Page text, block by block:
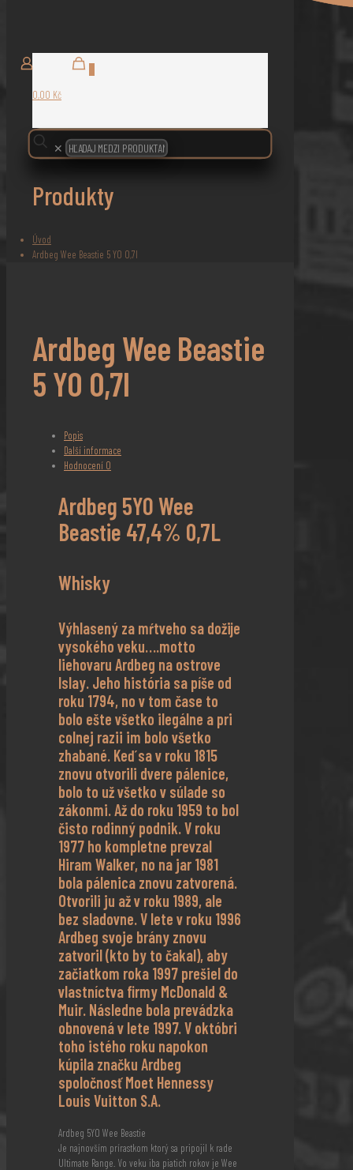
0,00 Kč
✕
Produkty
Úvod
Ardbeg Wee Beastie 5 YO 0,7l
Ardbeg Wee Beastie
5 YO 0,7l
Popis
Další informace
Hodnocení 0
Ardbeg 5YO Wee
Beastie 47,4% 0,7L
Whisky
Výhlasený za mŕtveho sa dožije
vysokého veku….motto
liehovaru Ardbeg na ostrove
Islay. Jeho história sa píše od
roku 1794, no v tom čase to
bolo ešte všetko ilegálne a pri
colnej razii im bolo všetko
zhabané. Keď sa v roku 1815
znovu otvorili dvere pálenice,
bolo to už všetko v súlade so
zákonmi. Až do roku 1959 to bol
čisto rodinný podnik. V roku
1977 ho kompletne prevzal
Hiram Walker, no na jar 1981
bola pálenica znovu zatvorená.
Otvorili ju až v roku 1989, ale
bez sladovne. V lete v roku 1996
Ardbeg svoje brány znovu
zatvoril (kto by to čakal), aby
začiatkom roka 1997 prešiel do
vlastníctva firmy McDonald &
Muir. Následne bola prevádzka
obnovená v lete 1997. V októbri
toho istého roku napokon
kúpila značku Ardbeg
spoločnosť Moet Hennessy
Louis Vuitton S.A.
Ardbeg 5YO Wee Beastie
Je najnovším prírastkom ktorý sa pripojil k rade
Ultimate Range. Vo veku iba piatich rokov je Wee